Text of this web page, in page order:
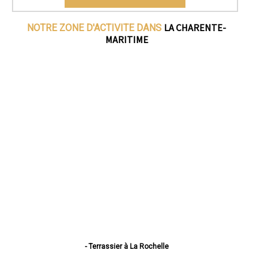
NOTRE ZONE D'ACTIVITE DANS LA CHARENTE-
MARITIME
- Terrassier à La Rochelle